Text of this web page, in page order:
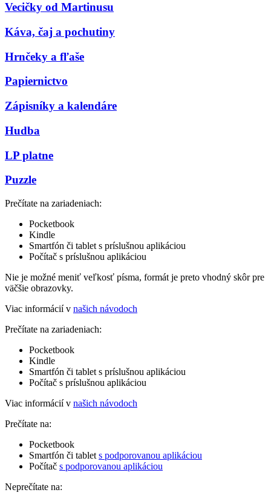
Vecičky od Martinusu
Káva, čaj a pochutiny
Hrnčeky a fľaše
Papiernictvo
Zápisníky a kalendáre
Hudba
LP platne
Puzzle
Prečítate na zariadeniach:
Pocketbook
Kindle
Smartfón či tablet s príslušnou aplikáciou
Počítač s príslušnou aplikáciou
Nie je možné meniť veľkosť písma, formát je preto vhodný skôr pre
väčšie obrazovky.
Viac informácií v našich návodoch
Prečítate na zariadeniach:
Pocketbook
Kindle
Smartfón či tablet s príslušnou aplikáciou
Počítač s príslušnou aplikáciou
Viac informácií v našich návodoch
Prečítate na:
Pocketbook
Smartfón či tablet s podporovanou aplikáciou
Počítač s podporovanou aplikáciou
Neprečítate na: